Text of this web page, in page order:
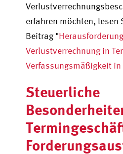
erfahren möchten, lesen
Beitrag "
Verlustverrechnung in
Verfassungsmäßigkeit in
Steuerliche